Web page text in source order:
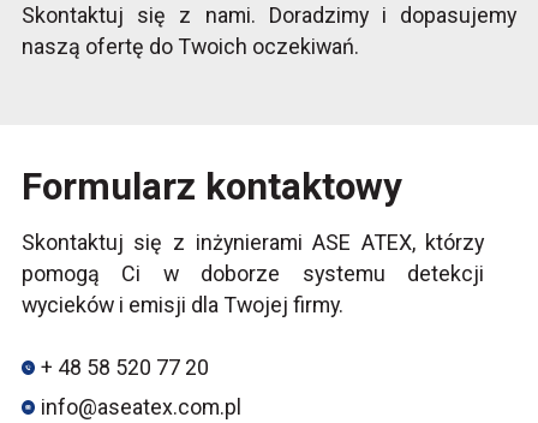
Skontaktuj się z nami. Doradzimy i dopasujemy
naszą ofertę do Twoich oczekiwań.
Formularz kontaktowy
Skontaktuj się z inżynierami ASE ATEX, którzy
pomogą Ci w doborze systemu detekcji
wycieków i emisji dla Twojej firmy.
+ 48 58 520 77 20
info@aseatex.com.pl